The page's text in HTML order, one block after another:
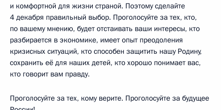
и комфортной для жизни страной. Поэтому сделайте
4 декабря правильный выбор. Проголосуйте за тех, кто,
по вашему мнению, будет отстаивать ваши интересы, кто
разбирается в экономике, имеет опыт преодоления
кризисных ситуаций, кто способен защитить нашу Родину,
сохранить её для наших детей, кто хорошо понимает вас,
кто говорит вам правду.
Проголосуйте за тех, кому верите. Проголосуйте за будущее